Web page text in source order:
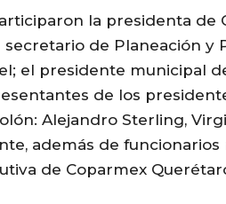
la presidenta de
secretario de Planeación y
el presidente municipal
de los
Alejandro Sterling,
además de
de Coparmex